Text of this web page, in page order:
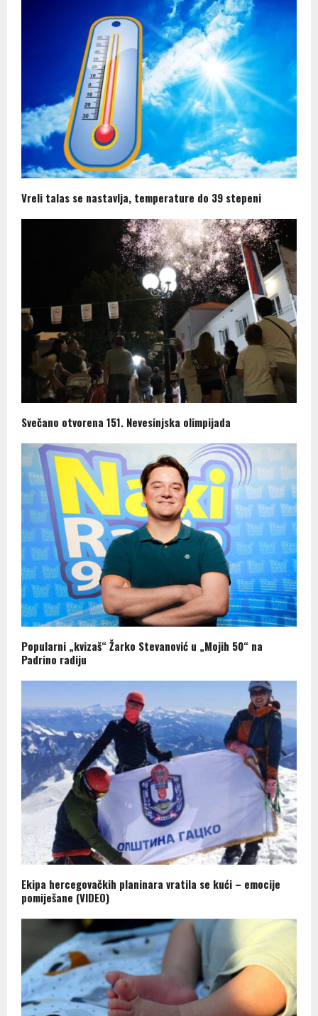
Vreli talas se nastavlja, temperature do 39 stepeni
Svečano otvorena 151. Nevesinjska olimpijada
Popularni „kvizaš“ Žarko Stevanović u „Mojih 50“ na
Padrino radiju
Ekipa hercegovačkih planinara vratila se kući – emocije
pomiješane (VIDEO)